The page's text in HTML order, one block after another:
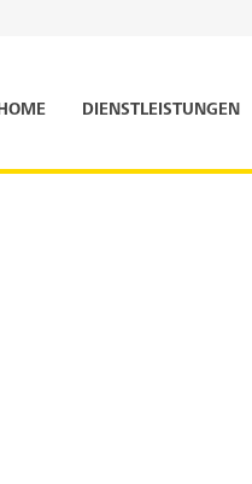
HOME DIENSTLEISTUNGEN